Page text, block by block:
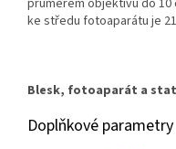
průměrem objektivu do 10
ke středu fotoaparátu je
Blesk, fotoaparát a
Doplňkové parametry